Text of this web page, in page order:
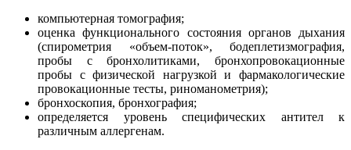
компьютерная томография;
оценка функционального состояния органов дыхания
(спирометрия «объем-поток», бодеплетизмография,
пробы с бронхолитиками, бронхопровокационные
пробы с физической нагрузкой и фармакологические
провокационные тесты, риноманометрия);
бронхоскопия, бронхография;
определяется уровень специфических антител к
различным аллергенам.